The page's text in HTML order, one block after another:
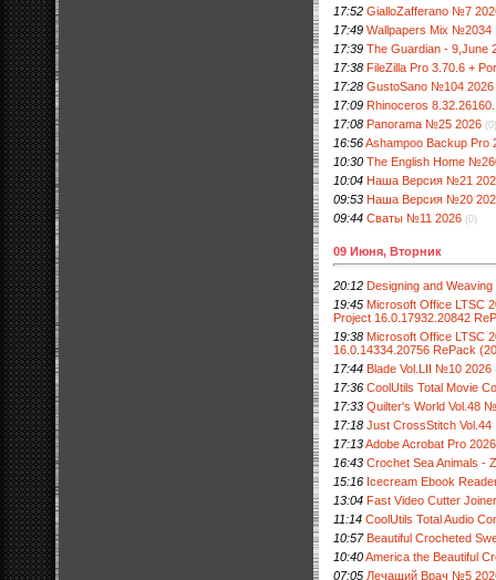
17:52 GialloZafferano №7
17:49 Wallpapers Mix №2034
17:39 The Guardian - 9,June
17:38 FileZilla Pro 3.70.6 +
17:28 GustoSano №104 2026
17:09 Rhinoceros
17:08 Panorama №25 2026 (0)
16:56Ashampoo Backup Pro
10:30 The English Home
10:04 Наша Версия №21
09:53 Наша Версия №20
09:44 Сваты №11 2026 (0)
09 Июня, Вторник
20:12 Designing and
19:45 Microsoft Office LTSC
Project 16.0.17932.20842
19:38 Microsoft Office LTSC
16.0.14334.20756 RePack
17:44 Blade Vol.LII №10 2026
17:36 CoolUtils Total Movie
17:33 Quilter's World Vol.48
17:18 Just CrossStitch
17:13Adobe Acrobat Pro
16:43 Crochet Sea Animals -
15:16 Icecream Ebook
13:04 Fast Video Cutter
11:14 CoolUtils Total Audio
10:57 Beautiful Crocheted
10:40America the Beautiful
07:05 Лечащий Врач №5